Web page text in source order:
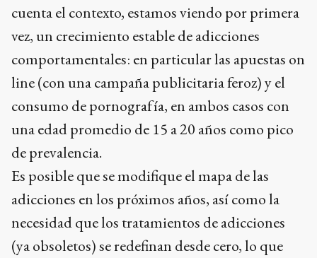
cuenta el contexto, estamos viendo por primera
vez, un crecimiento estable de adicciones
comportamentales: en particular las apuestas on
line (con una campaña publicitaria feroz) y el
consumo de pornografía, en ambos casos con
una edad promedio de 15 a 20 años como pico
de prevalencia.
Es posible que se modifique el mapa de las
adicciones en los próximos años, así como la
necesidad que los tratamientos de adicciones
(ya obsoletos) se redefinan desde cero, lo que